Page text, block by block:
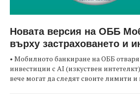
Новата версия на ОББ
върху застраховането и
• Мобилното банкиране на ОББ
инвестиции с AI (изкуствен
вече могат да следят своите лимити и